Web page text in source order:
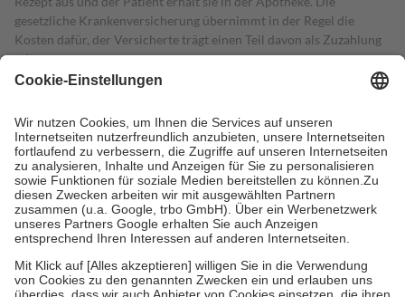
gesetzliche Krankenversicherung übernimmt in der Regel die
Kosten dafür, der Versicherte trägt einen Teil davon als Zuzahlung
mit.
Grundsätzlich leisten Mitglieder Zuzahlungen in Höhe von zehn
höchstens zehn Euro.
Es sind jedoch nie mehr als die tatsächlichen
Kosten der Leistung zu entrichten.
Diese Regeln gelten grundsätzlich auch für Online-Apotheken.
Bei Heilmitteln und häuslicher Krankenpflege beträgt die
Zuzahlung zehn Prozent der Kosten sowie zehn Euro je
Verordnung.
Um das Engagement der Versicherten für ihre eigene Gesundheit zu
stärken und die besondere Stellung der Familie zu unterstützen,
fallenkeine Zuzahlungenan bei:
• Kindern und Jugendlichen bis zum vollendeten 18. Lebensjahr